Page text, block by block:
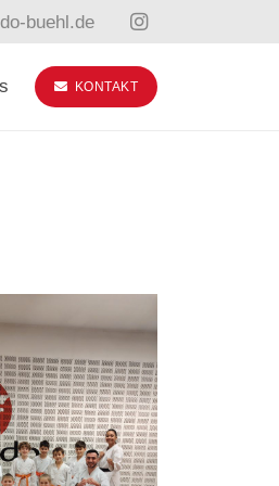
buehl.de
KONTAKT